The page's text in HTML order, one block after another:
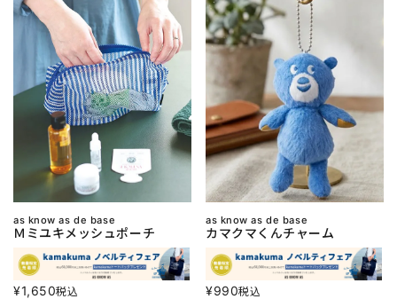
as know as de base
Ｍミユキメッシュポーチ
¥1,650税込
as know as de base
カマクマくんチャーム
¥990税込